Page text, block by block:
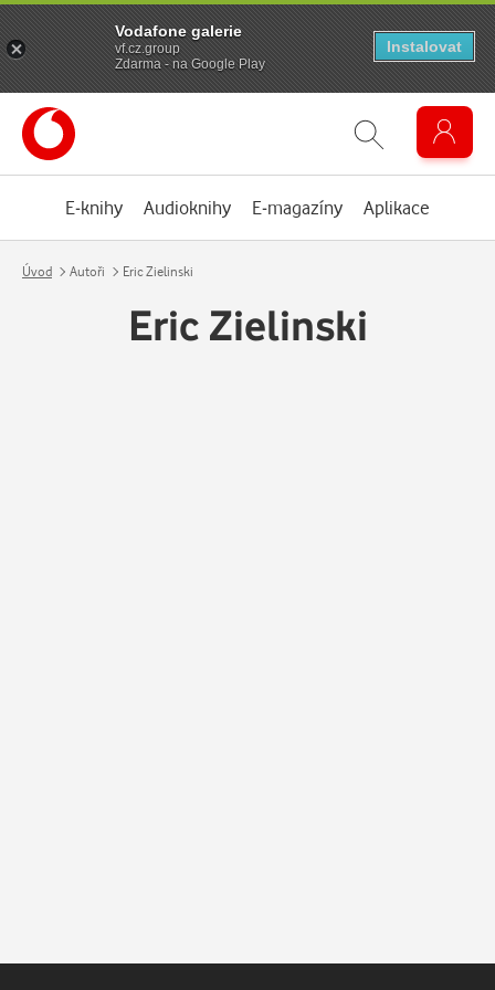
E-knihy Audioknihy E-magazíny Aplikace
Úvod Autoři Eric Zielinski
Eric Zielinski
Vodafone galerie
vf.cz.group
Zdarma - na Google Play
Instalovat